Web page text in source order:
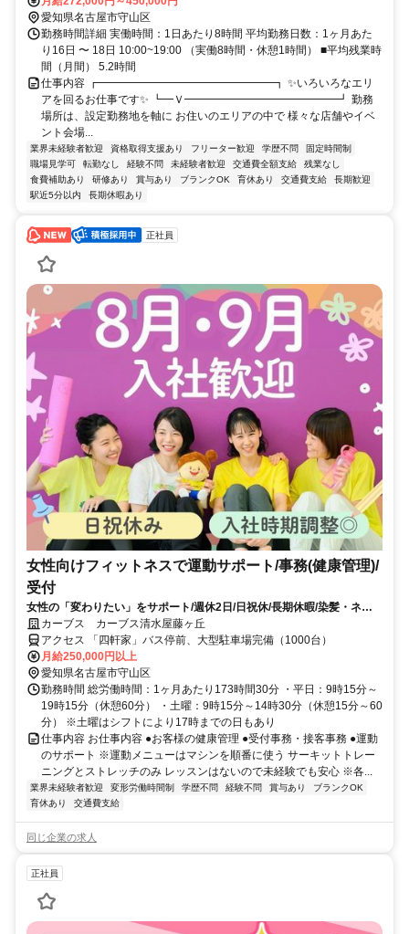
愛知県名古屋市守山区
勤務時間詳細 実働時間：1日あたり8時間 平均勤務日数：1ヶ月あた
り16日 〜 18日 10:00~19:00 （実働8時間・休憩1時間） ■平均残業時
間（月間） 5.2時間
仕事内容 ┏━━━━━━━━━━━━━━━━┓ ✨いろいろなエリ
アを回るお仕事です✨ ┗━Ｖ━━━━━━━━━━━━━━┛ 勤務
場所は、設定勤務地を軸に お住いのエリアの中で 様々な店舗やイベ
ント会場...
業界未経験者歓迎 資格取得支援あり フリーター歓迎 学歴不問
固定時間制
職場見学可
転勤なし 経験不問 未経験者歓迎 交通費全額支給
残業なし
食費補助あり
研修あり 賞与あり ブランクOK 育休あり 交通費支給
長期歓迎
駅近5分以内
長期休暇あり
正社員
女性向けフィットネスで運動サポート/事務(健康管理)/
受付
女性の「変わりたい」をサポート/週休2日/日祝休/長期休暇/染髪・ネイ
ルOK※規定内
カーブス カーブス清水屋藤ヶ丘
アクセス 「四軒家」バス停前、大型駐車場完備（1000台）
月給250,000円以上
愛知県名古屋市守山区
勤務時間 総労働時間：1ヶ月あたり173時間30分 ・平日：9時15分～
19時15分（休憩60分） ・土曜：9時15分～14時30分（休憩15分～60
分） ※土曜はシフトにより17時までの日もあり
仕事内容 お仕事内容 ●お客様の健康管理 ●受付事務・接客事務 ●運動
のサポート ※運動メニューはマシンを順番に使う サーキットトレー
ニングとストレッチのみ レッスンはないので未経験でも安心 ※各...
業界未経験者歓迎 変形労働時間制 学歴不問 経験不問 賞与あり
ブランクOK
育休あり
交通費支給
同じ企業の求人
正社員